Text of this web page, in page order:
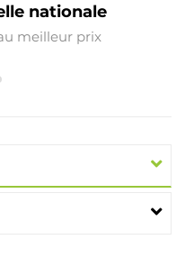
nationale
meilleur prix